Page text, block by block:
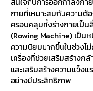
กายที่เหมาะสมกับความต้
ครอบคลุมทั้งร่างกายเป็น
(Rowing Machine) เป็น
ความนิยมมากขึ้นในช่วงไ
เครื่องที่ช่วยเสริมสร้างก
และเสริมสร้างความแข็ง
อย่างมีประสิทธิภาพ